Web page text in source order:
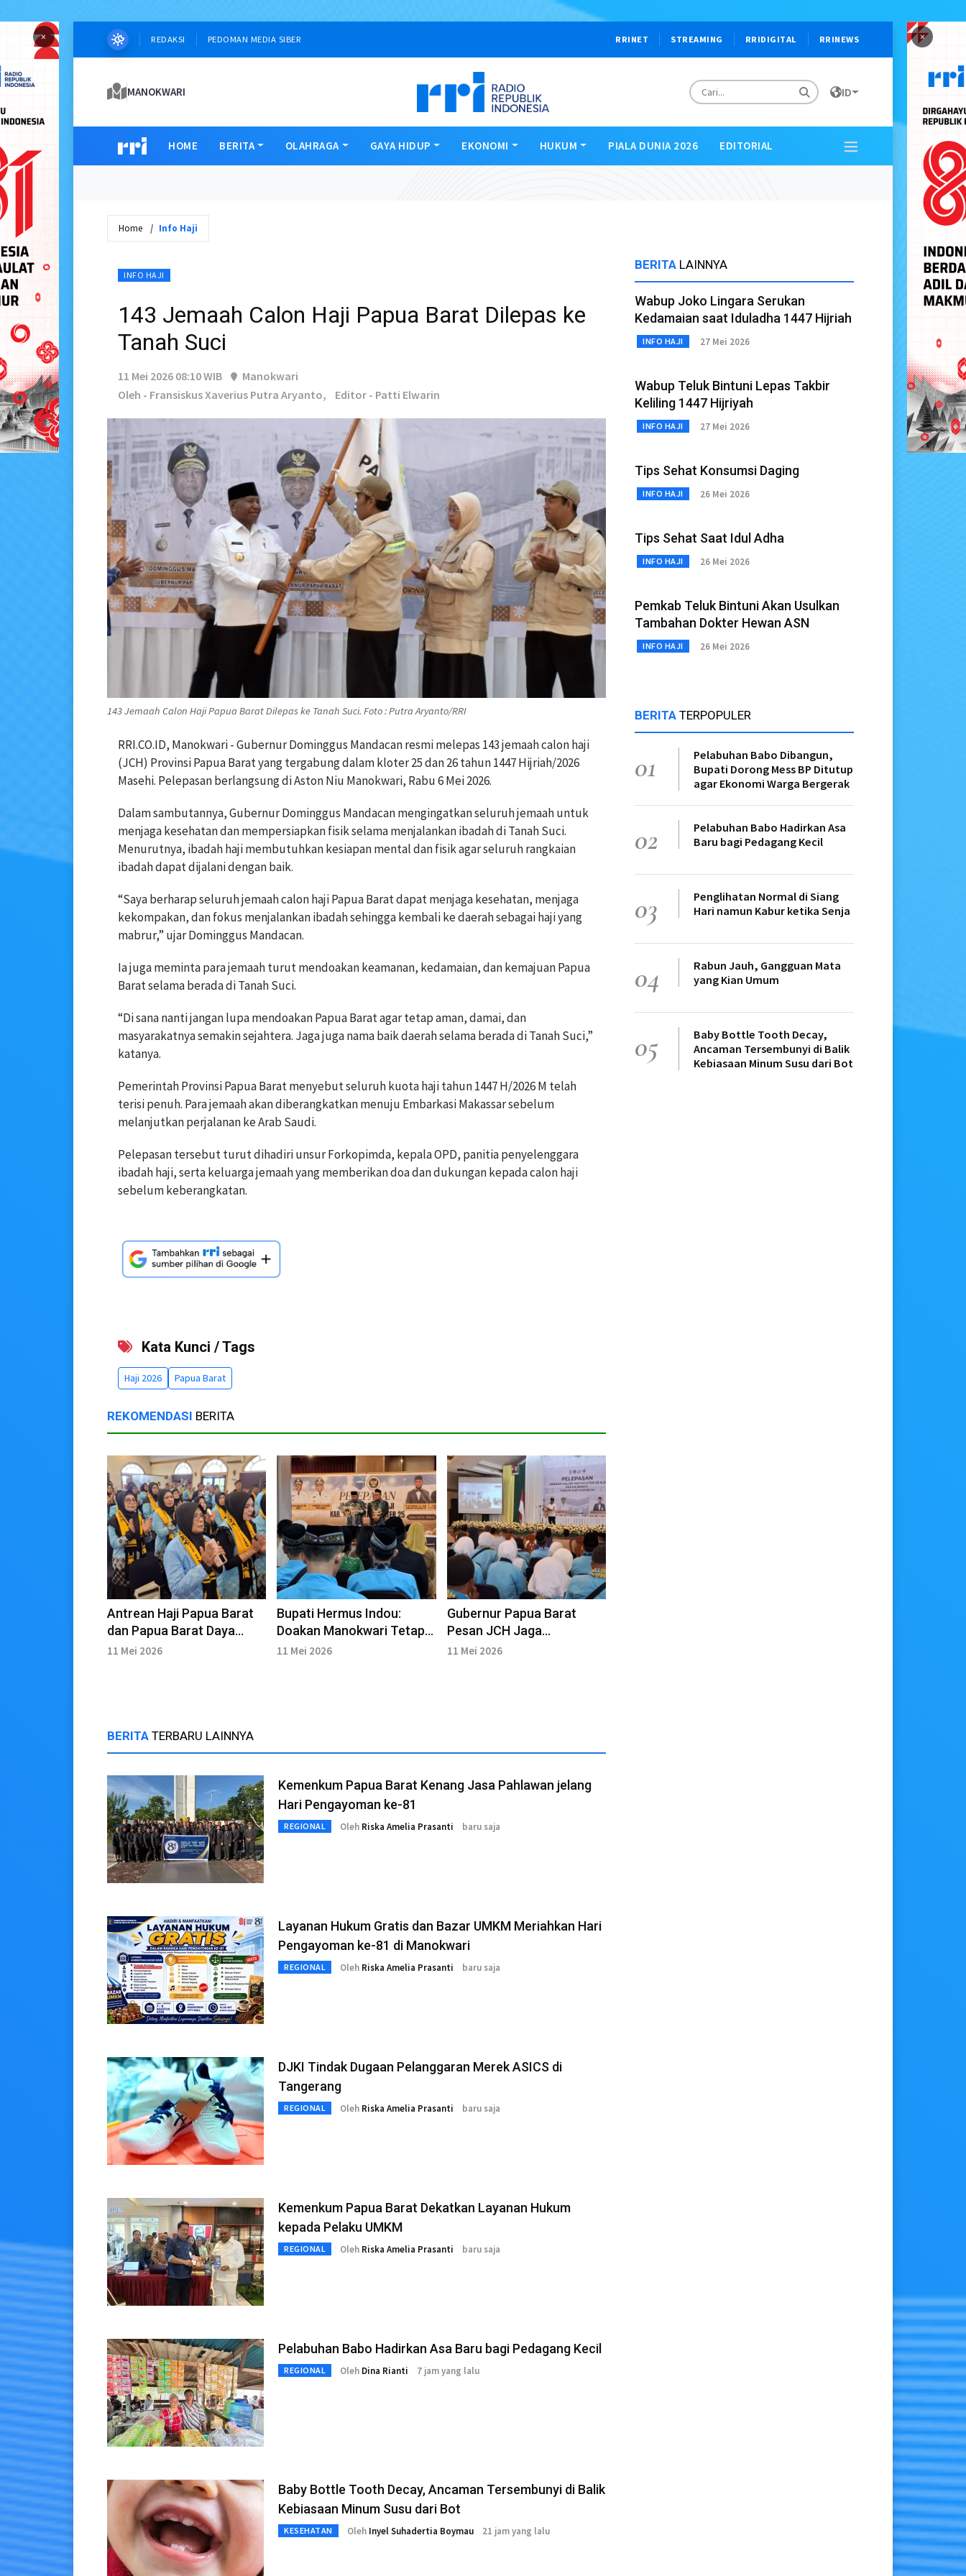
× ×
REDAKSI PEDOMAN MEDIA SIBER RRINET STREAMING RRIDIGITAL RRINEWS
MANOKWARI ID
HOME BERITA OLAHRAGA GAYA HIDUP EKONOMI HUKUM PIALA DUNIA 2026 EDITORIAL
Home Info Haji
INFO HAJI
143 Jemaah Calon Haji Papua Barat Dilepas ke
Tanah Suci
11 Mei 2026 08:10 WIB
Manokwari
Oleh - Fransiskus Xaverius Putra Aryanto,
Editor - Patti Elwarin
143 Jemaah Calon Haji Papua Barat Dilepas ke Tanah Suci. Foto : Putra Aryanto/RRI
RRI.CO.ID, Manokwari - Gubernur Dominggus Mandacan resmi melepas 143 jemaah calon haji
(JCH) Provinsi Papua Barat yang tergabung dalam kloter 25 dan 26 tahun 1447 Hijriah/2026
Masehi. Pelepasan berlangsung di Aston Niu Manokwari, Rabu 6 Mei 2026.
Dalam sambutannya, Gubernur Dominggus Mandacan mengingatkan seluruh jemaah untuk
menjaga kesehatan dan mempersiapkan fisik selama menjalankan ibadah di Tanah Suci.
Menurutnya, ibadah haji membutuhkan kesiapan mental dan fisik agar seluruh rangkaian
ibadah dapat dijalani dengan baik.
“Saya berharap seluruh jemaah calon haji Papua Barat dapat menjaga kesehatan, menjaga
kekompakan, dan fokus menjalankan ibadah sehingga kembali ke daerah sebagai haji yang
mabrur,” ujar Dominggus Mandacan.
Ia juga meminta para jemaah turut mendoakan keamanan, kedamaian, dan kemajuan Papua
Barat selama berada di Tanah Suci.
“Di sana nanti jangan lupa mendoakan Papua Barat agar tetap aman, damai, dan
masyarakatnya semakin sejahtera. Jaga juga nama baik daerah selama berada di Tanah Suci,”
katanya.
Pemerintah Provinsi Papua Barat menyebut seluruh kuota haji tahun 1447 H/2026 M telah
terisi penuh. Para jemaah akan diberangkatkan menuju Embarkasi Makassar sebelum
melanjutkan perjalanan ke Arab Saudi.
Pelepasan tersebut turut dihadiri unsur Forkopimda, kepala OPD, panitia penyelenggara
ibadah haji, serta keluarga jemaah yang memberikan doa dan dukungan kepada calon haji
sebelum keberangkatan.
Kata Kunci / Tags
Haji 2026 Papua Barat
REKOMENDASI BERITA
Antrean Haji Papua Barat
dan Papua Barat Daya
Capai 12.205 Orang
11 Mei 2026
Bupati Hermus Indou:
Doakan Manokwari Tetap
Aman dan Damai dari
11 Mei 2026
Gubernur Papua Barat
Pesan JCH Jaga
Kesehatan dan Nama Baik
11 Mei 2026
BERITA TERBARU LAINNYA
Kemenkum Papua Barat Kenang Jasa Pahlawan jelang
Hari Pengayoman ke-81
REGIONAL Oleh Riska Amelia Prasanti baru saja
Layanan Hukum Gratis dan Bazar UMKM Meriahkan Hari
Pengayoman ke-81 di Manokwari
REGIONAL Oleh Riska Amelia Prasanti baru saja
DJKI Tindak Dugaan Pelanggaran Merek ASICS di
Tangerang
REGIONAL Oleh Riska Amelia Prasanti baru saja
Kemenkum Papua Barat Dekatkan Layanan Hukum
kepada Pelaku UMKM
REGIONAL Oleh Riska Amelia Prasanti baru saja
Pelabuhan Babo Hadirkan Asa Baru bagi Pedagang Kecil
REGIONAL Oleh Dina Rianti 7 jam yang lalu
Baby Bottle Tooth Decay, Ancaman Tersembunyi di Balik
Kebiasaan Minum Susu dari Bot
KESEHATAN Oleh Inyel Suhadertia Boymau 21 jam yang lalu
BERITA LAINNYA
Wabup Joko Lingara Serukan
Kedamaian saat Iduladha 1447 Hijriah
INFO HAJI 27 Mei 2026
Wabup Teluk Bintuni Lepas Takbir
Keliling 1447 Hijriyah
INFO HAJI 27 Mei 2026
Tips Sehat Konsumsi Daging
INFO HAJI 26 Mei 2026
Tips Sehat Saat Idul Adha
INFO HAJI 26 Mei 2026
Pemkab Teluk Bintuni Akan Usulkan
Tambahan Dokter Hewan ASN
INFO HAJI 26 Mei 2026
BERITA TERPOPULER
01
Pelabuhan Babo Dibangun,
Bupati Dorong Mess BP Ditutup
agar Ekonomi Warga Bergerak
02
Pelabuhan Babo Hadirkan Asa
Baru bagi Pedagang Kecil
03
Penglihatan Normal di Siang
Hari namun Kabur ketika Senja
04
Rabun Jauh, Gangguan Mata
yang Kian Umum
05
Baby Bottle Tooth Decay,
Ancaman Tersembunyi di Balik
Kebiasaan Minum Susu dari Bot